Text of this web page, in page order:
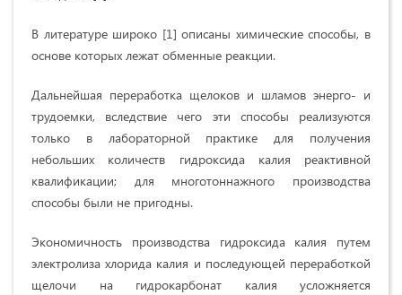
В литературе широко [1] описаны химические способы, в
основе которых лежат обменные реакции.
Дальнейшая переработка щелоков и шламов энерго- и
трудоемки, вследствие чего эти способы реализуются
только в лабораторной практике для получения
небольших количеств гидроксида калия реактивной
квалификации; для многотоннажного производства
способы были не пригодны.
Экономичность производства гидроксида калия путем
электролиза хлорида калия и последующей переработкой
щелочи на гидрокарбонат калия усложняется